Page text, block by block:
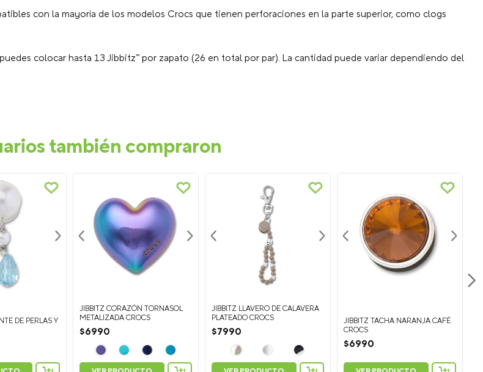
con la mayoría de los modelos Crocs que tienen perforaciones en la parte superior, como clogs
colocar hasta 13 Jibbitz™ por zapato (26 en total por par). La cantidad puede variar dependiendo del
también compraron
DE PERLAS Y
JIBBITZ CORAZÓN TORNASOL
METALIZADA CROCS
$6990
JIBBITZ LLAVERO DE CALAVERA
PLATEADO CROCS
$7990
JIBBITZ TACHA NARANJA CAFÉ
CROCS
$6990